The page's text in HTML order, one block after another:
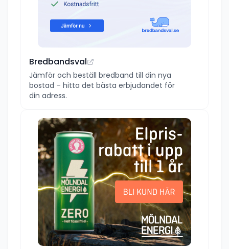
Bredbandsval
Jämför och beställ bredband till din nya
bostad – hitta det bästa erbjudandet för
din adress.